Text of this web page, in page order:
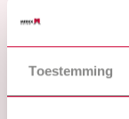
Toestemming
VOOR ELK
Ontdek